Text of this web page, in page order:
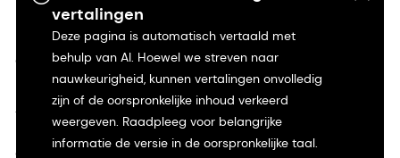
vertalingen
Deze pagina is automatisch vertaald met
behulp van AI. Hoewel we streven naar
nauwkeurigheid, kunnen vertalingen onvolledig
zijn of de oorspronkelijke inhoud verkeerd
weergeven. Raadpleeg voor belangrijke
informatie de versie in de oorspronkelijke taal.
Privacyverklaring
Gebruiksvoorwaarden
Algemene voorwaarden
Californië Transparantie